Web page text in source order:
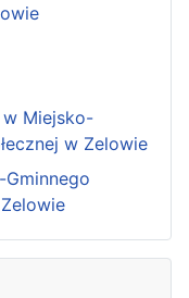
w Miejsko-
w Zelowie